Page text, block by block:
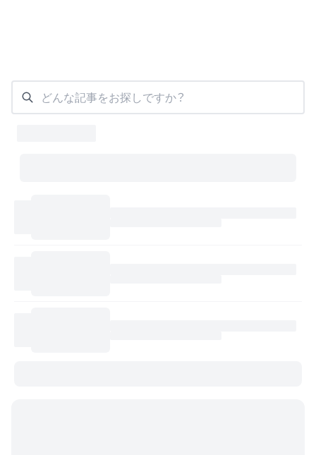
どんな記事をお探しですか？